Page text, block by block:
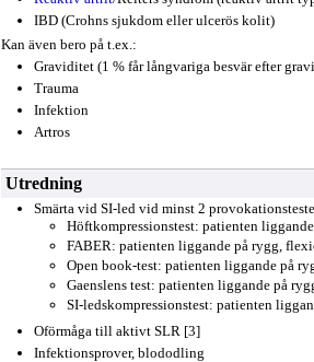
IBD (Crohns sjukdom eller ulcerös kolit)
Kan även bero på t.ex.:
Graviditet (1 % får långvariga besvär efter
Trauma
Infektion
Artros
Utredning
Smärta vid SI-led vid minst 2
Höftkompressionstest: patienten
FABER: patienten liggande på rygg,
Open book-test: patienten liggande på
Gaenslens test: patienten liggande på
SI-ledskompressionstest: patienten
Oförmåga till aktivt SLR [3]
Infektionsprover, blododling